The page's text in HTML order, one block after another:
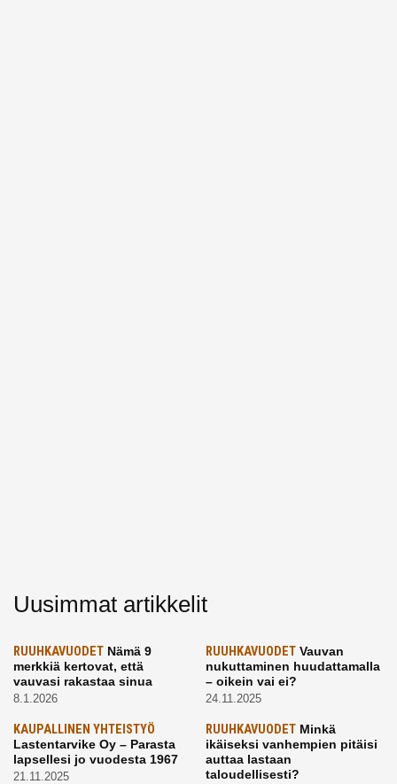
Uusimmat artikkelit
RUUHKAVUODET Nämä 9
merkkiä kertovat, että
vauvasi rakastaa sinua
8.1.2026
RUUHKAVUODETVauvan
nukuttaminen huudattamalla
– oikein vai ei?
24.11.2025
KAUPALLINEN YHTEISTYÖ
Lastentarvike Oy – Parasta
lapsellesi jo vuodesta 1967
21.11.2025
RUUHKAVUODETMinkä
ikäiseksi vanhempien pitäisi
auttaa lastaan
taloudellisesti?